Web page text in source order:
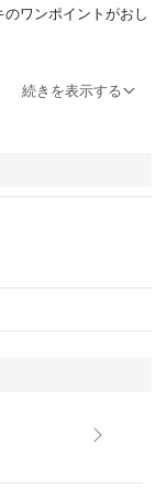
ワンポイントがおし
ル 光沢 耐熱
続きを表示する